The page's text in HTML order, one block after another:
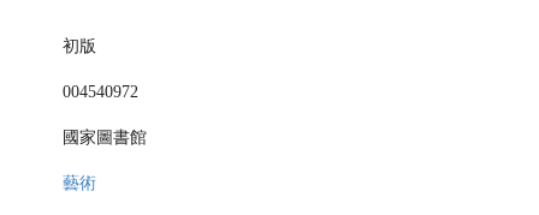
初版
004540972
國家圖書館
藝術